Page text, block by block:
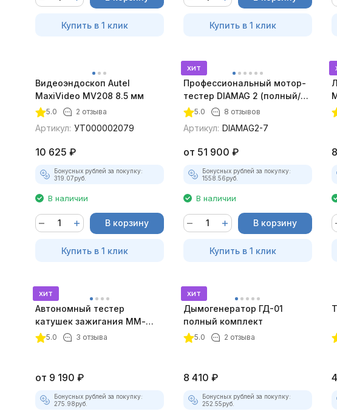
Купить в 1 клик Купить в 1 клик
Видеоэндоскоп Autel
MaxiVideo MV208 8.5 мм
5.0 2 отзыва
Артикул: УТ000002079
10 625 ₽
Бонусных рублей за покупку:
319.07руб.
В наличии
В корзину
Купить в 1 клик
хит
Профессиональный мотор-
тестер DIAMAG 2 (полный/
максимальный комплект)
5.0 8 отзывов
Артикул: DIAMAG2-7
от 51 900 ₽
Бонусных рублей за покупку:
1558.56руб.
В наличии
В корзину
Купить в 1 клик
хит
Автономный тестер
катушек зажигания ММ-
ТК-01 (v2) (полный
5.0 3 отзыва
от 9 190 ₽
Бонусных рублей за покупку:
275.98руб.
хит
Дымогенератор ГД-01
полный комплект
5.0 2 отзыва
8 410 ₽
Бонусных рублей за покупку:
252.55руб.